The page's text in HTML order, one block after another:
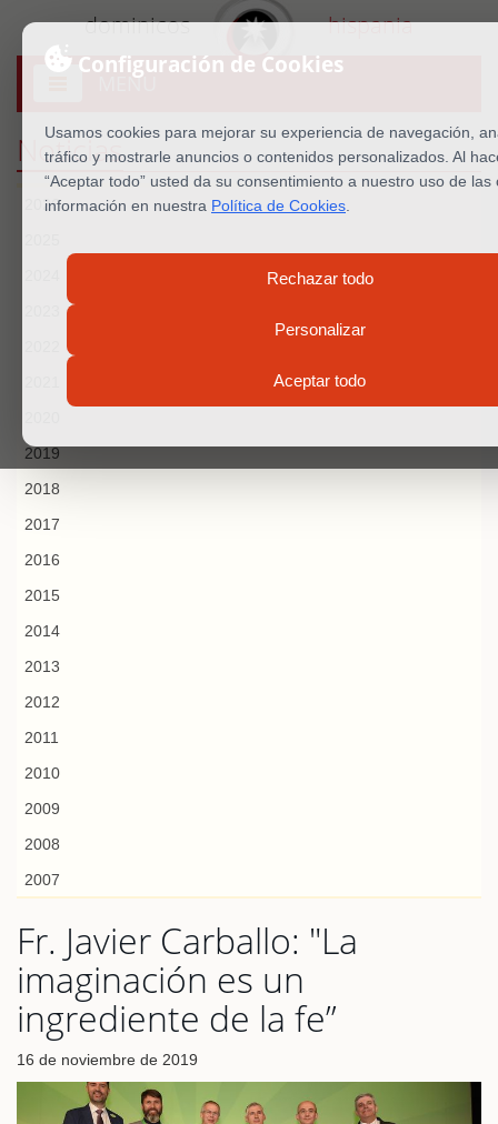
Configuración de Cookies
Usamos cookies para mejorar su experiencia de navegación,
tráfico y mostrarle anuncios o contenidos personalizados. Al
“Aceptar todo” usted da su consentimiento a nuestro uso de las
información en nuestra Política de Cookies
Rechazar todo
Personalizar
Aceptar todo
dominicos hispania
MENU
Noticias
2026
2019
2018
2017
2016
2015
2014
2013
2012
2011
2010
2009
2008
2007
Fr. Javier Carballo: "La
imaginación es un
ingrediente de la fe”
16 de noviembre de 2019